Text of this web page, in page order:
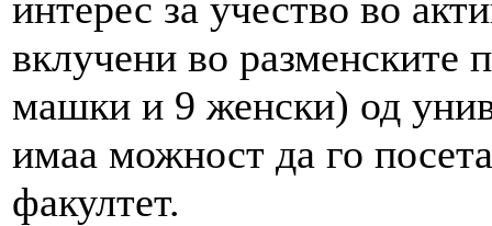
вклучени во разменските
машки и 9 женски) од
имаа можност да го
факултет.